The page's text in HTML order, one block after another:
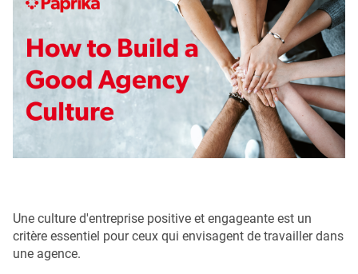
Une culture d'entreprise positive et engageante est un
critère essentiel pour ceux qui envisagent de travailler dans
une agence.